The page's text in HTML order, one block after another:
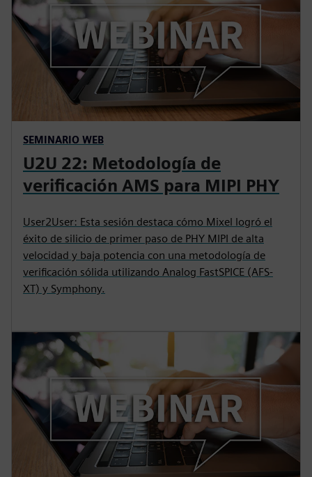
SEMINARIO WEB
U2U 22: Metodología de
verificación AMS para MIPI PHY
User2User: Esta sesión destaca cómo Mixel logró el
éxito de silicio de primer paso de PHY MIPI de alta
velocidad y baja potencia con una metodología de
verificación sólida utilizando Analog FastSPICE (AFS-
XT) y Symphony.